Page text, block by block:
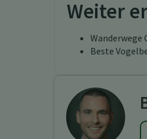
Weiter
Wanderwege
Beste